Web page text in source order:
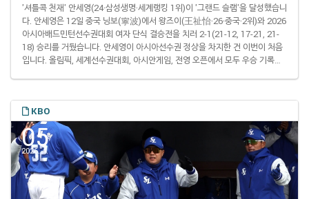
'셔틀콕 천재' 안세영(24·삼성생명·세계랭킹 1위)이 '그랜드 슬램'을 달성했습니
다. 안세영은 12일 중국 닝보(寧波)에서 왕즈이(王祉怡·26·중국·2위)와 2026
아시아배드민턴선수권대회 여자 단식 결승전을 치러 2-1(21-12, 17-21, 21-
18) 승리를 거뒀습니다. 안세영이 아시아선수권 정상을 차지한 건 이번이 처음
입니다. 올림픽, 세계선수권대회, 아시안게임, 전영 오픈에서 모두 우승 기록이
12023년 8월 27일 코펜하겐 세계선수권vs 카롤리나 마린 2-02023년 10월 7
일 항저우 아시안게임vs 천위페이 2-12024년 8월 5일..
KBO
05
2026. 4.